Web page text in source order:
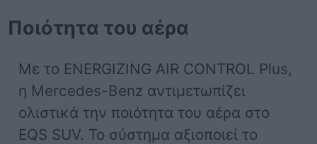
Ποιότητα του αέρα
Με το ENERGIZING AIR CONTROL Plus,
η Mercedes-Benz αντιμετωπίζει
ολιστικά την ποιότητα του αέρα στο
EQS SUV. Το σύστημα αξιοποιεί το